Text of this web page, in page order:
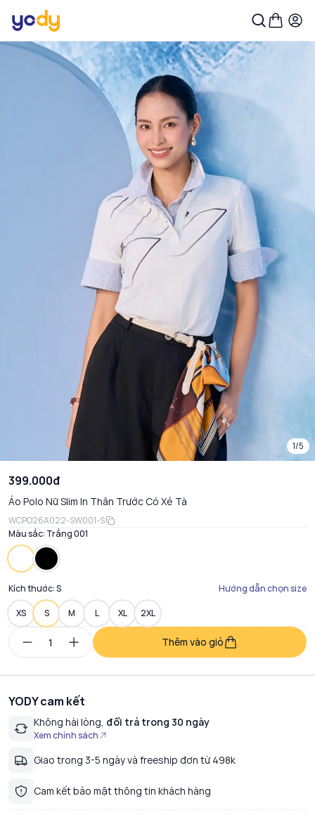
1/5
399.000đ
Áo Polo Nữ Slim In Thân Trước Có Xẻ Tà
WCPO26A022-SW001-S
Màu sắc: Trắng 001
Kích thước:S Hướng dẫn chọn size
XS S M L XL 2XL
Thêm vào giỏ
YODY cam kết
Không hài lòng, đổi trả trong 30 ngày
Xem chính sách
Giao trong 3-5 ngày và freeship đơn từ 498k
Cam kết bảo mật thông tin khách hàng